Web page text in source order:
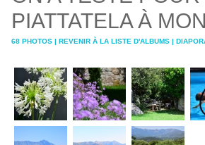
PIATTATELA À
68 PHOTOS | REVENIR À LA LISTE D'ALBUMS |